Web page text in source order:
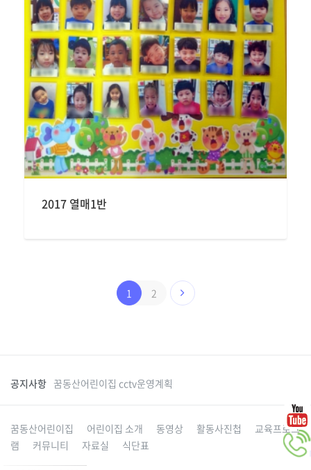
2017 열매1반
1 2
공지사항 꿈동산어린이집 cctv운영계획
꿈동산어린이집 어린이집 소개 동영상 활동사진첩
교육프로그
램
커뮤니티 자료실 식단표